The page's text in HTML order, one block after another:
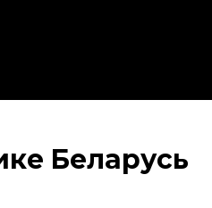
Беларусь